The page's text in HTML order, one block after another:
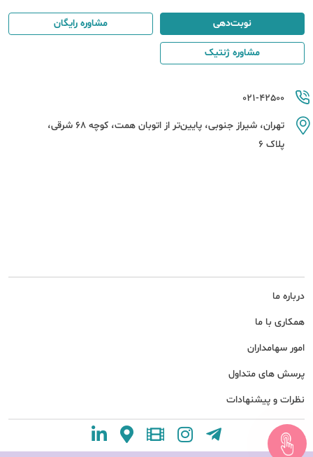
درباره ما
همکاری با ما
امور سهامداران
پرسش های متداول
نظرات و پیشنهادات
021-42500
تهران، شیراز جنوبی، پایین‌تر از اتوبان همت، کوچه 68 شرقی،
پلاک 6
نوبت‌دهی مشاوره رایگان
مشاوره ژنتیک